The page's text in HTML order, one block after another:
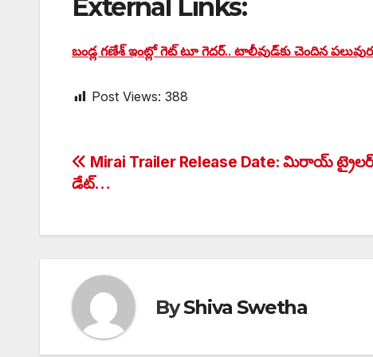
External Links:
బండ్ల గణేశ్‌ ఇంట్లో గెట్ టూ గెదర్.. టాలీవుడ్‌కు చెందిన
Post Views: 388
Post
Mirai Trailer Release Date: మిరాయ్
డేట్…
ByShiva Swetha